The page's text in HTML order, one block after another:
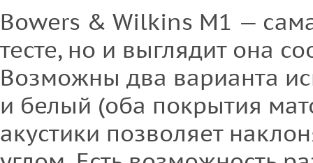
Bowers & Wilkins M1 —
тесте, но и выглядит она
Возможны два варианта
и белый (оба покрытия
акустики позволяет